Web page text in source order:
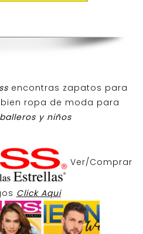
encontras zapatos para
ropa de moda para
y niños
Ver/Comprar
Click Aqui